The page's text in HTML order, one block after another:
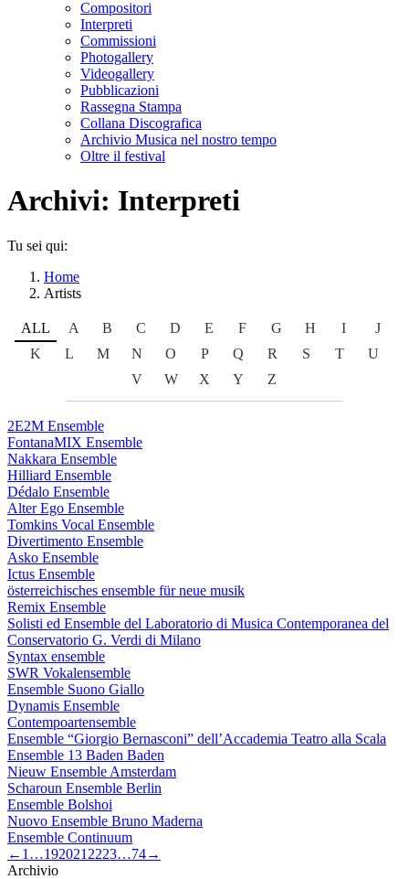
Compositori
Interpreti
Commissioni
Photogallery
Videogallery
Pubblicazioni
Rassegna Stampa
Collana Discografica
Archivio Musica nel nostro tempo
Oltre il festival
Archivi: Interpreti
Tu sei qui:
Home
Artists
ALL A B C D E F G H I
J
K
L M N O P Q R S T
U
V
W X Y Z
2E2M Ensemble
FontanaMIX Ensemble
Nakkara Ensemble
Hilliard Ensemble
Dédalo Ensemble
Alter Ego Ensemble
Tomkins Vocal Ensemble
Divertimento Ensemble
Asko Ensemble
Ictus Ensemble
österreichisches ensemble für neue musik
Remix Ensemble
Solisti ed Ensemble del Laboratorio di Musica Contemporanea del
Conservatorio G. Verdi di Milano
Syntax ensemble
SWR Vokalensemble
Ensemble Suono Giallo
Dynamis Ensemble
Contempoartensemble
Ensemble “Giorgio Bernasconi” dell’Accademia Teatro alla Scala
Ensemble 13 Baden Baden
Nieuw Ensemble Amsterdam
Scharoun Ensemble Berlin
Ensemble Bolshoi
Nuovo Ensemble Bruno Maderna
Ensemble Continuum
← 1 …192021 2223…74→
Archivio